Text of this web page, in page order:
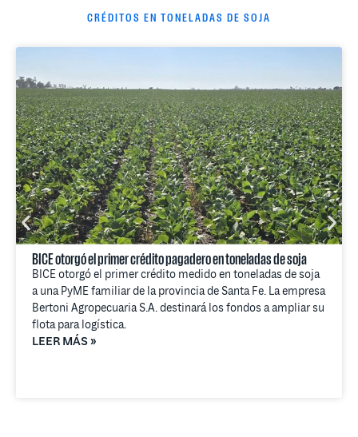
CRÉDITOS EN TONELADAS DE SOJA
BICE otorgó el primer crédito pagadero en toneladas de soja
BICE otorgó el primer crédito medido en toneladas de soja
a una PyME familiar de la provincia de Santa Fe. La empresa
Bertoni Agropecuaria S.A. destinará los fondos a ampliar su
flota para logística.
LEER MÁS »